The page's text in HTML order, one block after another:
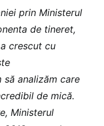
prin Ministerul
de tineret,
crescut cu
să analizăm care
de mică.
Ministerul